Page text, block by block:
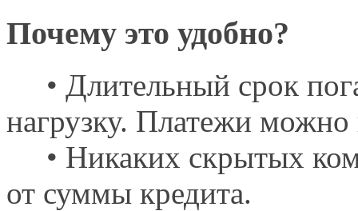
Почему это удобно?
• Длительный срок
нагрузку. Платежи можно
• Никаких скрытых
от суммы кредита.